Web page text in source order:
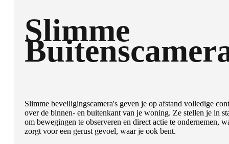
Slimme
Slimme beveiligingscamera's geven je op afstand volledige
over de binnen- en buitenkant van je woning. Ze stellen je in
om bewegingen te observeren en direct actie te ondernemen,
zorgt voor een gerust gevoel, waar je ook bent.